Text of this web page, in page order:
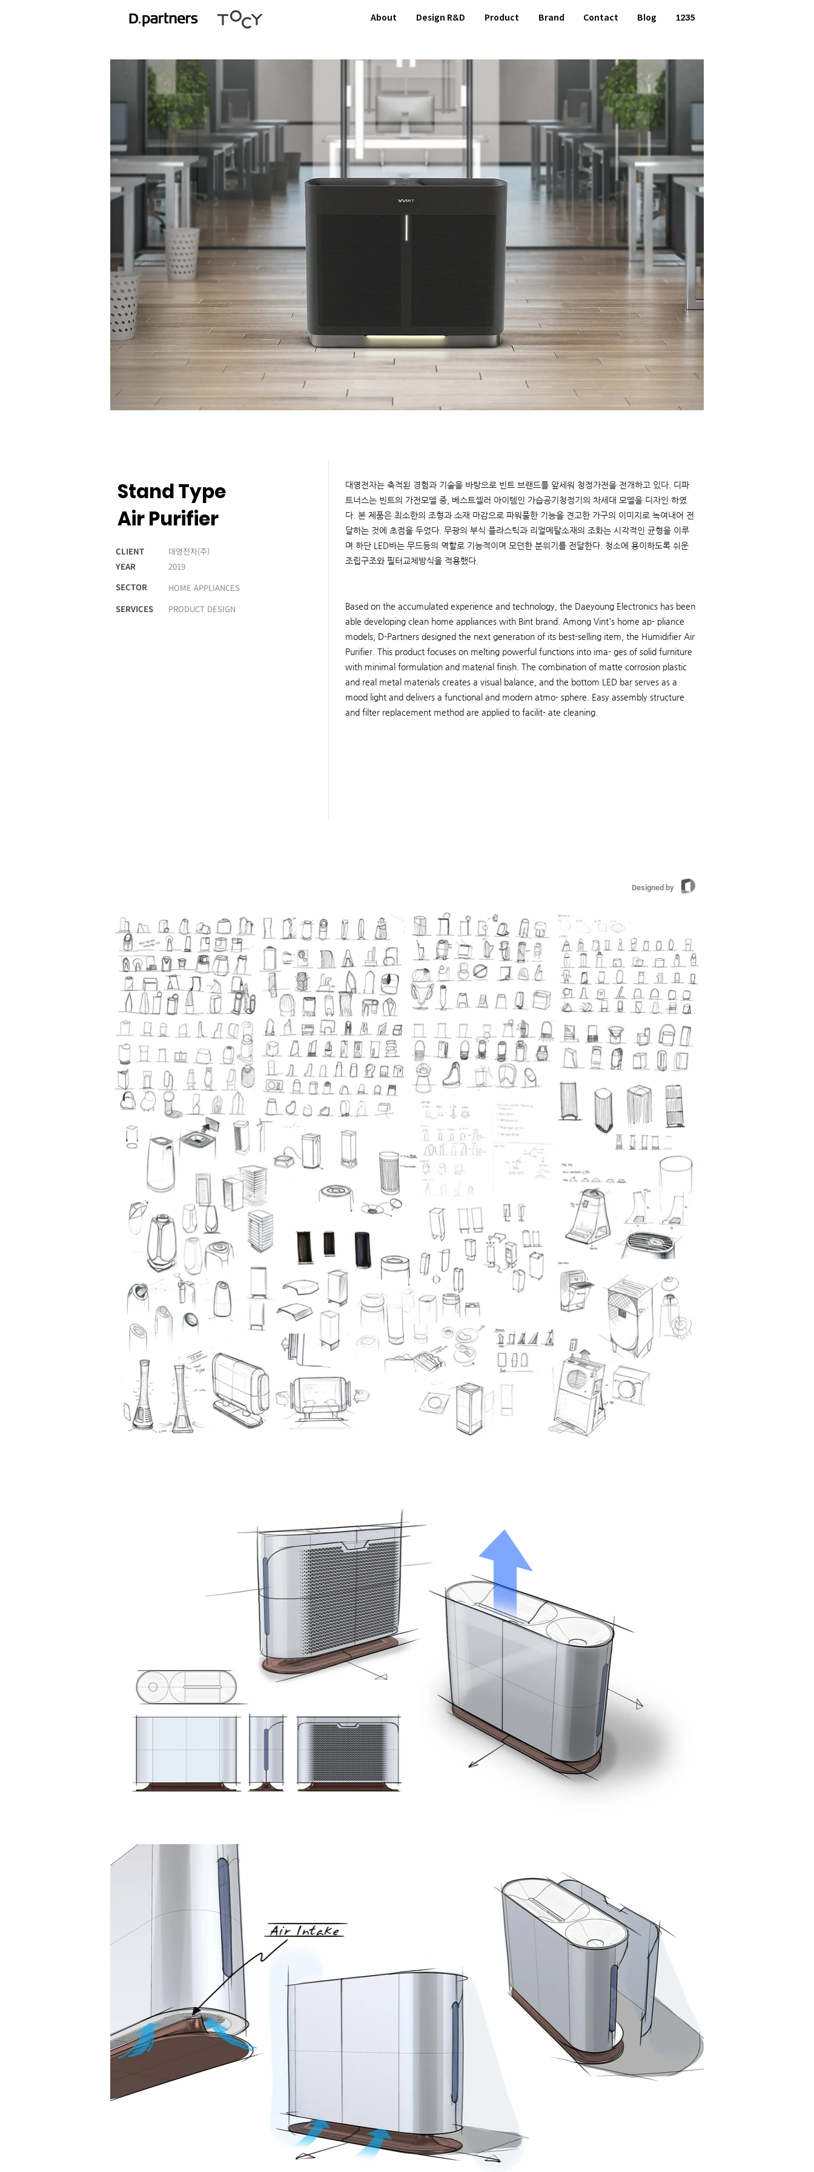
About Design R&D Product Brand Contact Blog 1235
Stand Type
Air Purifier
CLIENT
대영전자(주)
YEAR
2019
SECTOR
HOME APPLIANCES
SERVICES
PRODUCT DESIGN
대영전자는 축적된 경험과 기술을 바탕으로 빈트 브랜드를 앞세워 청정가전을 전개하고 있다. 디파
트너스는 빈트의 가전모델 중, 베스트셀러 아이템인 가습공기청정기의 차세대 모델을 디자인 하였
다. 본 제품은 최소한의 조형과 소재 마감으로 파워풀한 기능을 견고한 가구의 이미지로 녹여내어 전
달하는 것에 초점을 두었다. 무광의 부식 플라스틱과 리얼메탈소재의 조화는 시각적인 균형을 이루
며 하단 LED바는 무드등의 역할로 기능적이며 모던한 분위기를 전달한다. 청소에 용이하도록 쉬운
조립구조와 필터교체방식을 적용했다.
Based on the accumulated experience and technology, the Daeyoung Electronics has been
able developing clean home appliances with Bint brand. Among Vint's home ap- pliance
models, D-Partners designed the next generation of its best-selling item, the Humidifier Air
Purifier. This product focuses on melting powerful functions into ima- ges of solid furniture
with minimal formulation and material finish. The combination of matte corrosion plastic
and real metal materials creates a visual balance, and the bottom LED bar serves as a
mood light and delivers a functional and modern atmo- sphere. Easy assembly structure
and filter replacement method are applied to facilit- ate cleaning.
Designed by